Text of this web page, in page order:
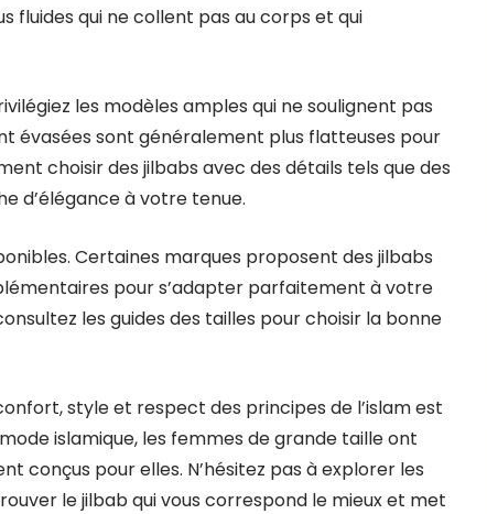
fluides qui ne collent pas au corps et qui
les modèles amples qui ne soulignent pas
évasées sont généralement plus flatteuses pour
choisir des jilbabs avec des détails tels que des
d’élégance à votre tenue.
Certaines marques proposent des jilbabs
pour s’adapter parfaitement à votre
les guides des tailles pour choisir la bonne
style et respect des principes de l’islam est
islamique, les femmes de grande taille ont
conçus pour elles. N’hésitez pas à explorer les
le jilbab qui vous correspond le mieux et met